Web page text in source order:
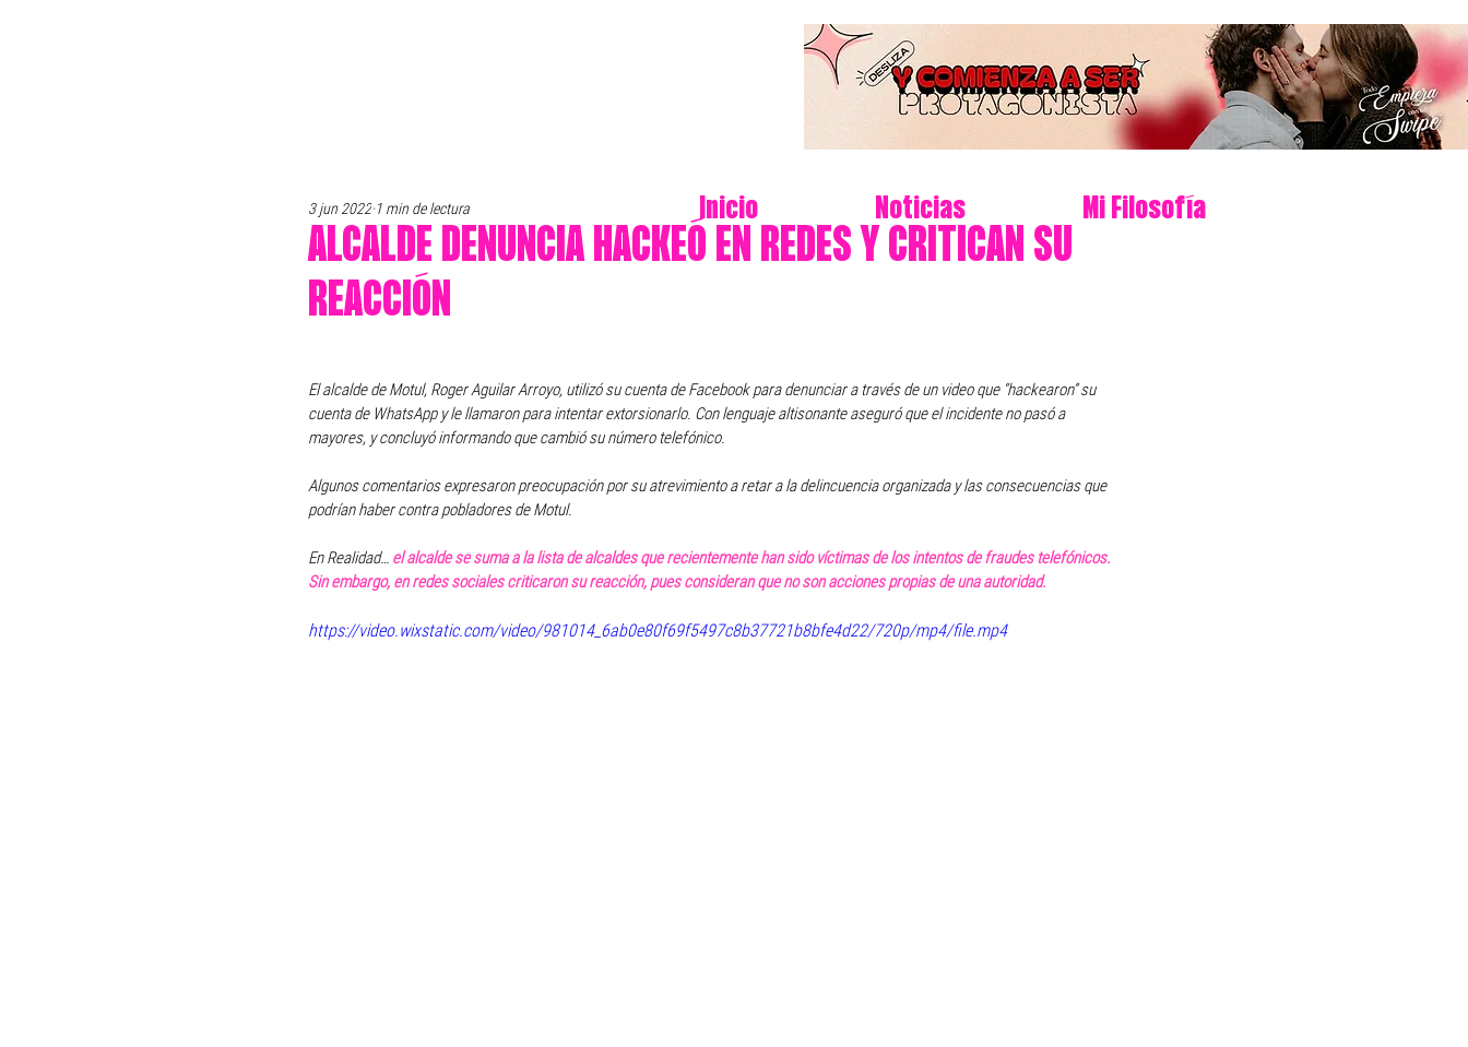
ALCALDE DENUNCIA HACKEÓ EN REDES Y CRITICAN SU
REACCIÓN
3 jun 20221 min de lectura
El alcalde de Motul, Roger Aguilar Arroyo, utilizó su cuenta de Facebook para denunciar a través de un video que “hackearon” su
cuenta de WhatsApp y le llamaron para intentar extorsionarlo. Con lenguaje altisonante aseguró que el incidente no pasó a
mayores, y concluyó informando que cambió su número telefónico.
Algunos comentarios expresaron preocupación por su atrevimiento a retar a la delincuencia organizada y las consecuencias que
podrían haber contra pobladores de Motul.
En Realidad… el alcalde se suma a la lista de alcaldes que recientemente han sido víctimas de los intentos de fraudes telefónicos.
Sin embargo, en redes sociales criticaron su reacción, pues consideran que no son acciones propias de una autoridad.
https://video.wixstatic.com/video/981014_6ab0e80f69f5497c8b37721b8bfe4d22/720p/mp4/file.mp4
Inicio Noticias Mi Filosofía